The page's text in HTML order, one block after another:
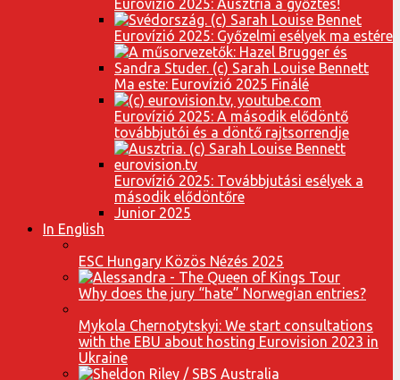
Eurovízió 2025: Ausztria a győztes!
Eurovízió 2025: Győzelmi esélyek ma estére
Ma este: Eurovízió 2025 Finálé
Eurovízió 2025: A második elődöntő
továbbjutói és a döntő rajtsorrendje
Eurovízió 2025: Továbbjutási esélyek a
második elődöntőre
Junior 2025
In English
ESC Hungary Közös Nézés 2025
Why does the jury “hate” Norwegian entries?
Mykola Chernotytskyi: We start consultations
with the EBU about hosting Eurovision 2023 in
Ukraine